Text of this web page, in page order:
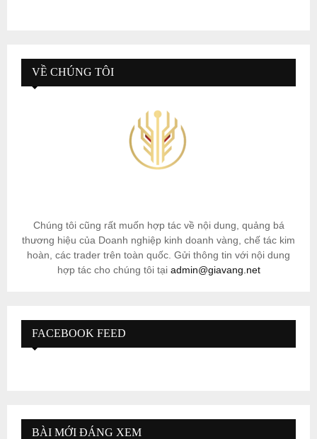
VỀ CHÚNG TÔI
Chúng tôi cũng rất muốn hợp tác về nội dung, quảng bá
thương hiệu của Doanh nghiệp kinh doanh vàng, chế tác kim
hoàn, các trader trên toàn quốc. Gửi thông tin với nội dung
hợp tác cho chúng tôi tại admin@giavang.net
FACEBOOK FEED
BÀI MỚI ĐÁNG XEM